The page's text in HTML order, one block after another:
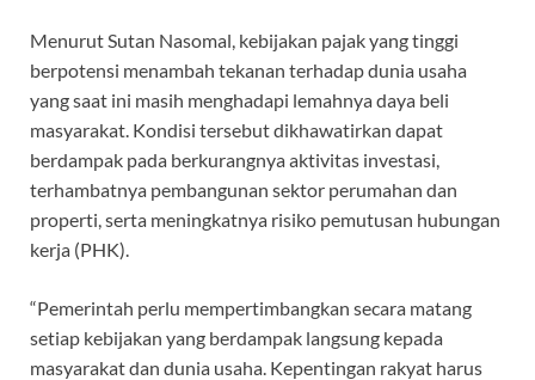
Menurut Sutan Nasomal, kebijakan pajak yang tinggi
berpotensi menambah tekanan terhadap dunia usaha
yang saat ini masih menghadapi lemahnya daya beli
masyarakat. Kondisi tersebut dikhawatirkan dapat
berdampak pada berkurangnya aktivitas investasi,
terhambatnya pembangunan sektor perumahan dan
properti, serta meningkatnya risiko pemutusan hubungan
kerja (PHK).
“Pemerintah perlu mempertimbangkan secara matang
setiap kebijakan yang berdampak langsung kepada
masyarakat dan dunia usaha. Kepentingan rakyat harus